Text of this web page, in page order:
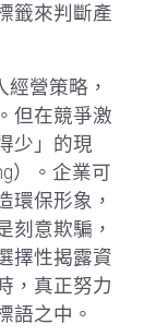
籤來判斷產
營策略，
但在競爭激
少」的現
）。企業可
環保形象，
刻意欺騙，
擇性揭露資
，真正努力
語之中。